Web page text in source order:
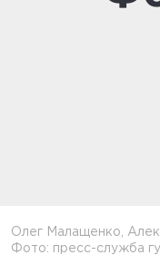
Олег Малащенко,
Фото: пресс-служба